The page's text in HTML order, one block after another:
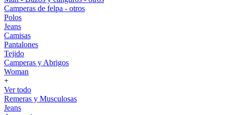
Camperas de felpa - otros
Polos
Jeans
Camisas
Pantalones
Tejido
Camperas y Abrigos
Woman
+
Ver todo
Remeras y Musculosas
Jeans